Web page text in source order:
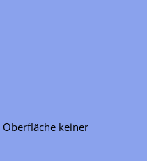
keiner